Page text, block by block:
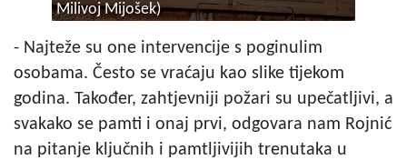
Milivoj Mijošek)
- Najteže su one intervencije s poginulim
osobama. Često se vraćaju kao slike tijekom
godina. Također, zahtjevniji požari su upečatljivi, a
svakako se pamti i onaj prvi, odgovara nam Rojnić
na pitanje ključnih i pamtljivijih trenutaka u